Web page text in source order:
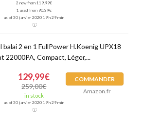
2 new from 119,99€
1 used from 90,39€
as of 30 janvier 2020 19 h 29 min
2 en 1 FullPower H.Koenig UPX18
22000PA, Compact, Léger,...
129,99€
259,00€
in stock
as of 30 janvier 2020 19 h 29 min
COMMANDER
Amazon.fr